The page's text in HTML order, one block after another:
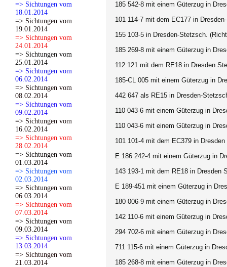
=> Sichtungen vom
18.01.2014
=> Sichtungen vom
19.01.2014
=> Sichtungen vom
24.01.2014
=> Sichtungen vom
25.01.2014
=> Sichtungen vom
06.02.2014
=> Sichtungen vom
08.02.2014
=> Sichtungen vom
09.02.2014
=> Sichtungen vom
16.02.2014
=> Sichtungen vom
28.02.2014
=> Sichtungen vom
01.03.2014
=> Sichtungen vom
02.03.2014
=> Sichtungen vom
06.03.2014
=> Sichtungen vom
07.03.2014
=> Sichtungen vom
09.03.2014
=> Sichtungen vom
13.03.2014
=> Sichtungen vom
21.03.2014
185 542-8 mit einem Güterzug in
101 114-7 mit dem EC177 in
155 103-5 in Dresden-Stetzsch.
185 269-8 mit einem Güterzug in
112 121 mit dem RE18 in Dresden
185-CL 005 mit einem Güterzug in
442 647 als RE15 in Dresden-
110 043-6 mit einem Güterzug in
110 043-6 mit einem Güterzug in
101 101-4 mit dem EC379 in
E 186 242-4 mit einem Güterzug in
143 193-1 mit dem RE18 in Dresden
E 189-451 mit einem Güterzug in
180 006-9 mit einem Güterzug in
142 110-6 mit einem Güterzug in
294 702-6 mit einem Güterzug in
711 115-6 mit einem Güterzug in
185 268-8 mit einem Güterzug in